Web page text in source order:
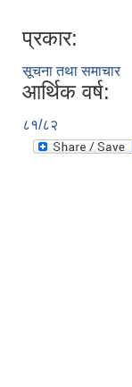
प्रकार:
सूचना तथा समाचार
आर्थिक वर्ष:
८१/८२